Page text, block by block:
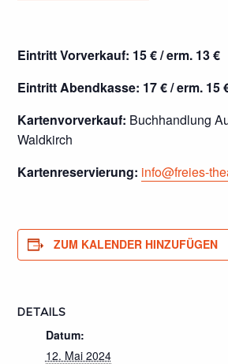
Eintritt Vorverkauf: 15 € / erm. 13 €
Eintritt Abendkasse: 17 € / erm. 15
Kartenvorverkauf: Buchhandlung
Waldkirch
Kartenreservierung: info@freies-
ZUM KALENDER HINZUFÜGEN
DETAILS
Datum:
12. Mai 2024